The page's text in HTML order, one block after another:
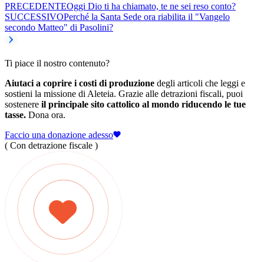
PRECEDENTEOggi Dio ti ha chiamato, te ne sei reso conto?
SUCCESSIVOPerché la Santa Sede ora riabilita il "Vangelo
secondo Matteo" di Pasolini?
Ti piace il nostro contenuto?
Aiutaci a coprire i costi di produzione degli articoli che leggi e
sostieni la missione di Aleteia. Grazie alle detrazioni fiscali, puoi
sostenere il principale sito cattolico al mondo riducendo le tue
tasse. Dona ora.
Faccio una donazione adesso
( Con detrazione fiscale )